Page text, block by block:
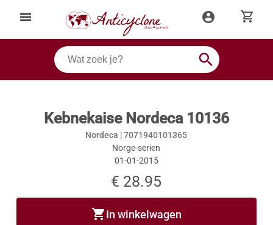
menu account_circle shopping_cart
search
Kebnekaise Nordeca 10136
Nordeca |7071940101365
Norge-serien
01-01-2015
€ 28.95
shopping_cartIn winkelwagen